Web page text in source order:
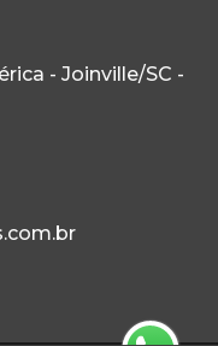
- Joinville/SC -